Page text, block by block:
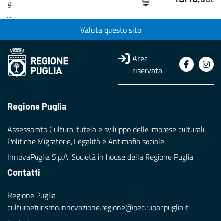
g
...
Valuta questo sito
Area
riservata
Regione Puglia
Assessorato Cultura, tutela e sviluppo delle imprese culturali,
Politiche Migratorie, Legalità e Antimafia sociale
InnovaPuglia S.p.A. Società in house della Regione Puglia
Contatti
Regione Puglia
culturaeturismo.innovazione.regione@pec.rupar.puglia.it